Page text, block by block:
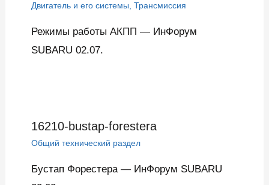
Двигатель и его системы, Трансмиссия
Режимы работы АКПП — ИнФорум
SUBARU 02.07.
16210-bustap-forestera
Общий технический раздел
Бустап Форестера — ИнФорум SUBARU